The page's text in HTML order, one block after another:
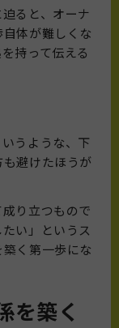
ると、オーナ
体が難しくな
持って伝える
うような、下
避けたほうが
り立つもので
い」というス
く第一歩にな
を築く